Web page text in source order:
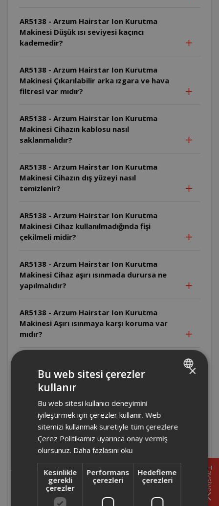
AR5138 - Arzum Hairstar Ion Kurutma
Makinesi Düşük ısı seviyesi kaçıncı
kademedir?
AR5138 - Arzum Hairstar Ion Kurutma
Makinesi Çıkarılabilir arka ızgara ve hava
filtresi var mıdır?
AR5138 - Arzum Hairstar Ion Kurutma
Makinesi Cihazın kablosu nasıl
saklanmalıdır?
AR5138 - Arzum Hairstar Ion Kurutma
Makinesi Cihazın dış yüzeyi nasıl
temizlenir?
AR5138 - Arzum Hairstar Ion Kurutma
Makinesi Cihaz kullanılmadığında fişi
çekilmeli midir?
AR5138 - Arzum Hairstar Ion Kurutma
Makinesi Cihaz aşırı ısınmada durursa ne
yapılmalıdır?
AR5138 - Arzum Hairstar Ion Kurutma
Makinesi Aşırı ısınmaya karşı koruma var
mıdır?
Makinesi Arıza durumunda ne yapılmalıdır?
AR5134- Arzum Hairstar Neo Kurutma
Makinesi Üretici/İthalatçı firma kimdir ve
ürün nerede üretilmiştir?
AR5134- Arzum Hairstar Neo Kurutma
AR5134- Arzum Hairstar Neo Kurutma
Makinesi Uzatma kablosu kullanılabilir mi?
Tavsiye
×
Bu web sitesi çerezler
kullanır
Bu web sitesi kullanıcı deneyimini
iyileştirmek için çerezler kullanır. Web
sitemizi kullanmak suretiyle tüm çerezlere
Çerez Politikamız uyarınca onay vermiş
olursunuz. Daha fazlasını oku
Kesinlikle
gerekli
çerezler
Performans
çerezleri
Hedefleme
çerezleri